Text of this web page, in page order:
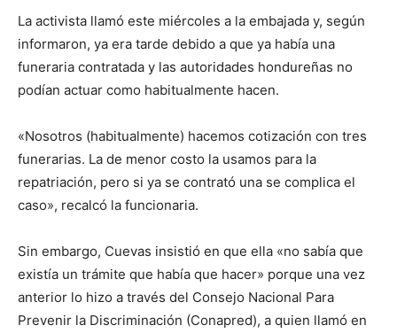
La activista llamó este miércoles a la embajada y, según
informaron, ya era tarde debido a que ya había una
funeraria contratada y las autoridades hondureñas no
podían actuar como habitualmente hacen.
«Nosotros (habitualmente) hacemos cotización con tres
funerarias. La de menor costo la usamos para la
repatriación, pero si ya se contrató una se complica el
caso», recalcó la funcionaria.
Sin embargo, Cuevas insistió en que ella «no sabía que
existía un trámite que había que hacer» porque una vez
anterior lo hizo a través del Consejo Nacional Para
Prevenir la Discriminación (Conapred), a quien llamó en